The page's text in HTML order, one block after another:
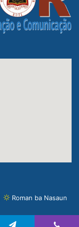
Roman ba Nasaun